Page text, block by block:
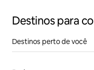
Destinos para
Destinos perto de você